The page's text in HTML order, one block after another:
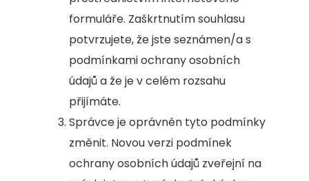
formuláře. Zaškrtnutím souhlasu
potvrzujete, že jste seznámen/a s
podmínkami ochrany osobních
údajů a že je v celém rozsahu
přijímáte.
Správce je oprávněn tyto podmínky
změnit. Novou verzi podmínek
ochrany osobních údajů zveřejní na